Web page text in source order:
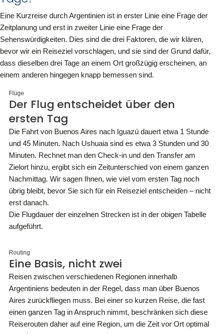
Eine Kurzreise durch Argentinien ist in erster Linie eine Frage der
Zeitplanung und erst in zweiter Linie eine Frage der
Sehenswürdigkeiten. Dies sind die drei Faktoren, die wir klären,
bevor wir ein Reiseziel vorschlagen, und sie sind der Grund dafür,
dass dieselben drei Tage an einem Ort großzügig erscheinen, an
einem anderen hingegen knapp bemessen sind.
Flüge
Der Flug entscheidet über den
ersten Tag
Die Fahrt von Buenos Aires nach Iguazú dauert etwa 1 Stunde
und 45 Minuten. Nach Ushuaia sind es etwa 3 Stunden und 30
Minuten. Rechnet man den Check-in und den Transfer am
Zielort hinzu, ergibt sich ein Zeitunterschied von einem ganzen
Nachmittag. Wir sagen Ihnen, wie viel vom ersten Tag noch
übrig bleibt, bevor Sie sich für ein Reiseziel entscheiden – nicht
erst danach.
Die Flugdauer der einzelnen Strecken ist in der obigen Tabelle
aufgeführt.
Routing
Eine Basis, nicht zwei
Reisen zwischen verschiedenen Regionen innerhalb
Argentiniens bedeuten in der Regel, dass man über Buenos
Aires zurückfliegen muss. Bei einer so kurzen Reise, die fast
einen ganzen Tag in Anspruch nimmt, beschränken sich diese
Reiserouten daher auf eine Region, um die Zeit vor Ort optimal